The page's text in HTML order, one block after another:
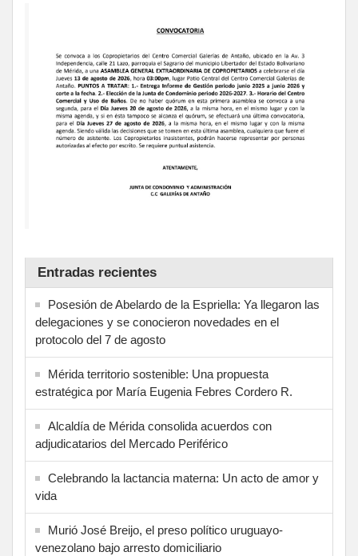
Entradas recientes
Posesión de Abelardo de la Espriella: Ya llegaron las
delegaciones y se conocieron novedades en el
protocolo del 7 de agosto
Mérida territorio sostenible: Una propuesta
estratégica por María Eugenia Febres Cordero R.
Alcaldía de Mérida consolida acuerdos con
adjudicatarios del Mercado Periférico
Celebrando la lactancia materna: Un acto de amor y
vida
Murió José Breijo, el preso político uruguayo-
venezolano bajo arresto domiciliario